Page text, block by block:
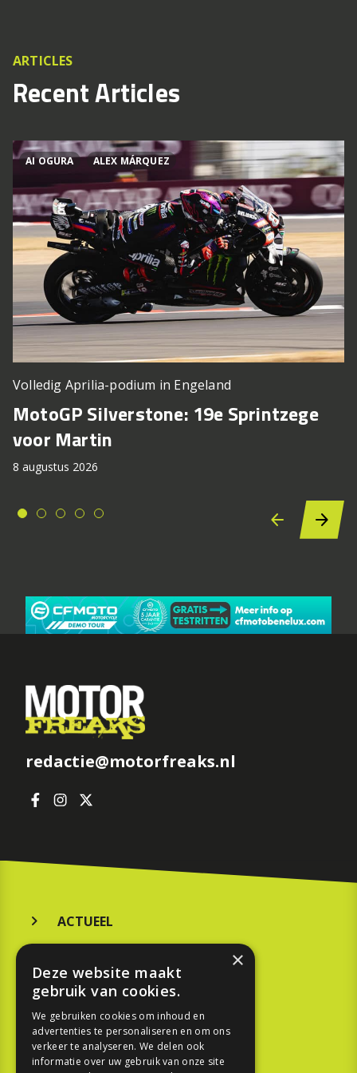
ARTICLES
Recent Articles
AI OGURA ALEX MÁRQUEZ
Volledig Aprilia-podium in Engeland
MotoGP Silverstone: 19e Sprintzege
voor Martin
8 augustus 2026
redactie@motorfreaks.nl
ACTUEEL
KOOPGIDS
TESTEN
SPORT
×
Deze website maakt
gebruik van cookies.
We gebruiken cookies om inhoud en
advertenties te personaliseren en om ons
verkeer te analyseren. We delen ook
informatie over uw gebruik van onze site